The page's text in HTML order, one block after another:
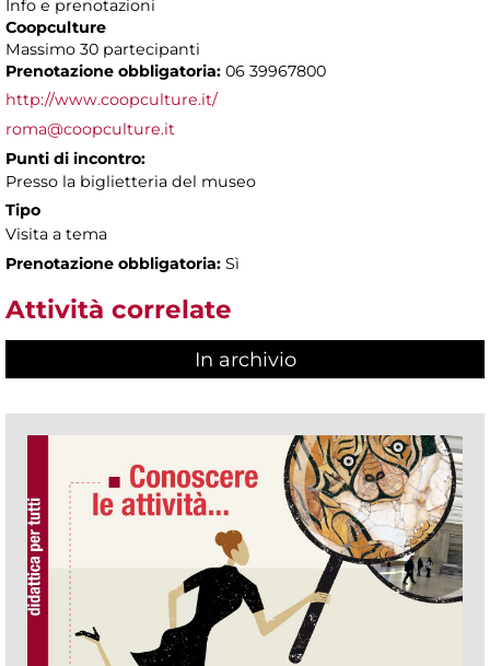
Info e prenotazioni
Coopculture
Massimo 30 partecipanti
Prenotazione obbligatoria: 06 39967800
http://www.coopculture.it/
roma@coopculture.it
Punti di incontro:
Presso la biglietteria del museo
Tipo
Visita a tema
Prenotazione obbligatoria: Sì
Attività correlate
In archivio